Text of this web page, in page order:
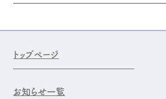
トップページ
お知らせ一覧